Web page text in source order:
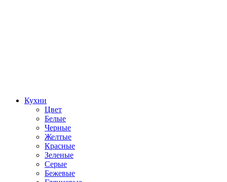
Кухни
Цвет
Белые
Черные
Желтые
Красные
Зеленые
Серые
Бежевые